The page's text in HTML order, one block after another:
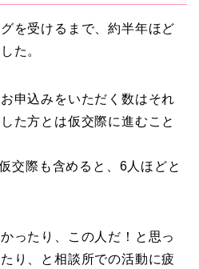
を受けるまで、約半年ほど
た。
申込みをいただく数はそれ
た方とは仮交際に進むこと
交際も含めると、6人ほどと
ったり、この人だ！と思っ
り、と相談所での活動に疲